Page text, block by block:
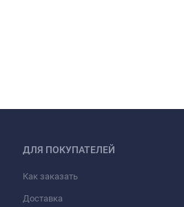
ДЛЯ ПОКУПАТЕЛЕЙ
Как заказать
Доставка